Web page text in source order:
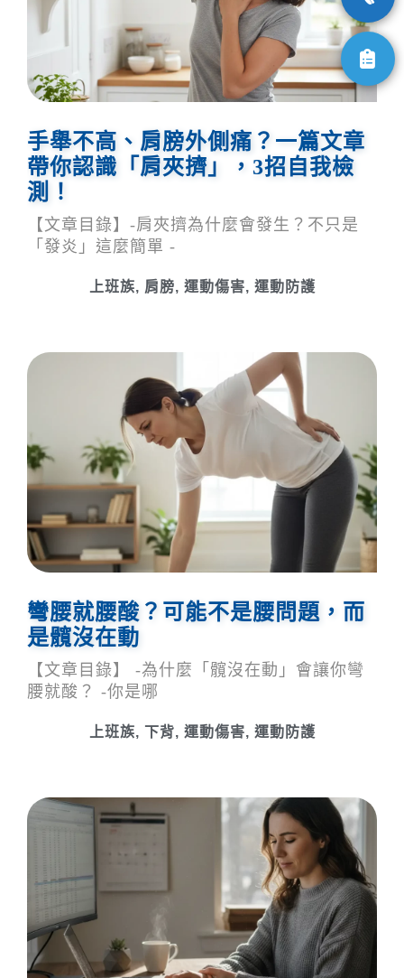
手舉不高、肩膀外側痛？一篇文章
帶你認識「肩夾擠」，3招自我檢
測！
【文章目錄】-肩夾擠為什麼會發生？不只是
「發炎」這麼簡單 -
上班族, 肩膀, 運動傷害, 運動防護
彎腰就腰酸？可能不是腰問題，而
是髖沒在動
【文章目錄】 -為什麼「髖沒在動」會讓你彎
腰就酸？ -你是哪
上班族, 下背, 運動傷害, 運動防護